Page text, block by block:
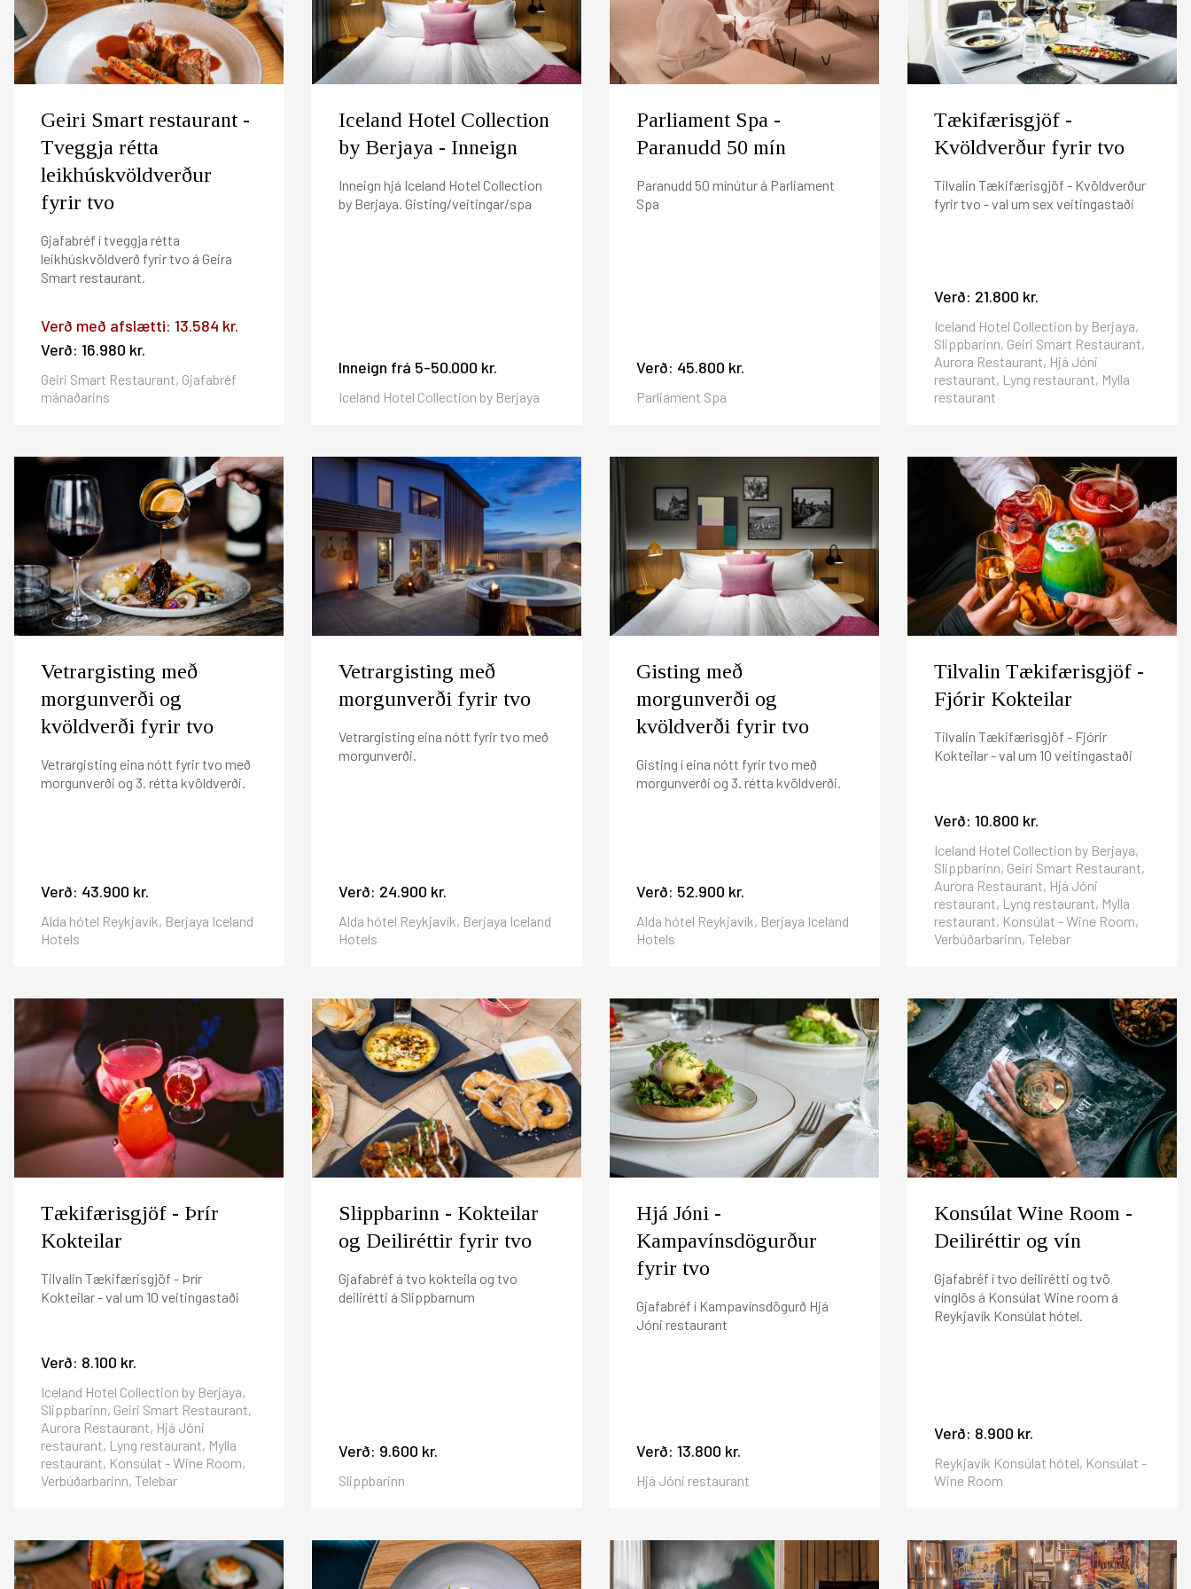
Afbókunarskilmálar: Vinsamlegast afbókið fyrir kl. 16:00, 24 klukkustundum fyrir komudag ef ekki er lengur þörf á bókuninni. Að öðrum kosti munum við taka
af gjafabréfinu afbókunargjald að því sem nemur verði einnar nætur.
Gistináttaskattur er ekki innifalinn í gjafabréfi og verður rukkaður við komu á hótelið. Gistináttaskatturinn 2025 er 800 kr per nótt.
Fyrir frekari upplýsingar vinsamlega hafið samband í síma 444 4000 eða á reservations(hjá)icehotels.is
Ef þú átt gjafabréf á Hilton Reykjavík Nordica, Vox, Hilton Reykjavík Spa, Reykjavík Natura eða Satt þá breytast þau í inneign hjá Iceland Hotel Collection by
Berjaya frá og með 1.september og gilda þannig í 4.ár frá útgáfudegi?
Iceland Hotel Collection
by Berjaya - Inneign
Inneign hjá Iceland Hotel Collection
by Berjaya. Gisting/veitingar/spa
Inneign frá 5-50.000 kr.
Iceland Hotel Collection by Berjaya
Parliament Spa -
Paranudd 50 mín
Paranudd 50 mínútur á Parliament
Spa
Verð: 45.800 kr.
Parliament Spa
Tækifærisgjöf -
Kvöldverður fyrir tvo
Tilvalin Tækifærisgjöf - Kvöldverður
fyrir tvo - val um sex veitingastaði
Verð: 21.800 kr.
Iceland Hotel Collection by Berjaya,
Slippbarinn, Geiri Smart Restaurant,
Aurora Restaurant, Hjá Jóni
restaurant, Lyng restaurant, Mylla
restaurant
Vetrargisting með
morgunverði og
kvöldverði fyrir tvo
Vetrargisting eina nótt fyrir tvo með
morgunverði og 3. rétta kvöldverði.
Verð: 43.900 kr.
Alda hótel Reykjavík, Berjaya Iceland
Hotels
Vetrargisting með
morgunverði fyrir tvo
Vetrargisting eina nótt fyrir tvo með
morgunverði.
Verð: 24.900 kr.
Alda hótel Reykjavík, Berjaya Iceland
Hotels
Gisting með
morgunverði og
kvöldverði fyrir tvo
Gisting í eina nótt fyrir tvo með
morgunverði og 3. rétta kvöldverði.
Verð: 52.900 kr.
Alda hótel Reykjavík, Berjaya Iceland
Hotels
Tilvalin Tækifærisgjöf -
Fjórir Kokteilar
Tilvalin Tækifærisgjöf - Fjórir
Kokteilar - val um 10 veitingastaði
Verð: 10.800 kr.
Iceland Hotel Collection by Berjaya,
Slippbarinn, Geiri Smart Restaurant,
Aurora Restaurant, Hjá Jóni
restaurant, Lyng restaurant, Mylla
restaurant, Konsúlat - Wine Room,
Verbúðarbarinn, Telebar
Tækifærisgjöf - Þrír
Kokteilar
Tilvalin Tækifærisgjöf - Þrír
Kokteilar - val um 10 veitingastaði
Verð: 8.100 kr.
Iceland Hotel Collection by Berjaya,
Slippbarinn, Geiri Smart Restaurant,
Aurora Restaurant, Hjá Jóni
restaurant, Lyng restaurant, Mylla
restaurant, Konsúlat - Wine Room,
Verbúðarbarinn, Telebar
Slippbarinn - Kokteilar
og Deiliréttir fyrir tvo
Gjafabréf á tvo kokteila og tvo
deilirétti á Slippbarnum
Verð: 9.600 kr.
Slippbarinn
Hjá Jóni -
Kampavínsdögurður
fyrir tvo
Gjafabréf í Kampavínsdögurð Hjá
Jóni restaurant
Verð: 13.800 kr.
Hjá Jóni restaurant
Konsúlat Wine Room -
Deiliréttir og vín
Gjafabréf í tvo deilirétti og tvö
vínglös á Konsúlat Wine room á
Reykjavík Konsúlat hótel.
Verð: 8.900 kr.
Reykjavík Konsúlat hótel, Konsúlat -
Wine Room
Geiri Smart restaurant -
Tveggja rétta
leikhúskvöldverður
fyrir tvo
Gjafabréf í tveggja rétta
leikhúskvöldverð fyrir tvo á Geira
Smart restaurant.
Verð með afslætti: 13.584 kr.
Verð: 16.980 kr.
Geiri Smart Restaurant, Gjafabréf
mánaðarins